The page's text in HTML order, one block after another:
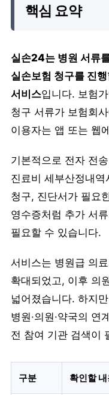
핵심 요약
실손24는 병원 서류
실손보험 청구를 진
서비스입니다. 보험
청구 서류가 보험회
이용자는 앱 또는 웹
기본적으로 전자 전
진료비 세부산정내
청구, 진단서가 필요
영수증처럼 추가 서
필요할 수 있습니다.
서비스는 병원급 의
확대되었고, 이후 의
넓어졌습니다. 하지
병원·의원·약국의 연
전 참여 기관 검색이
구분 확인할